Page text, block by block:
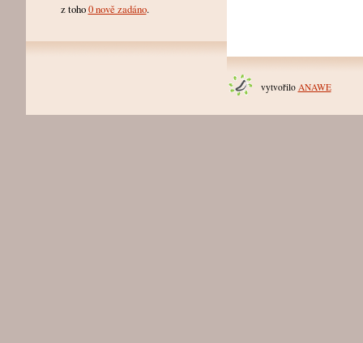
z toho0 nově zadáno.
vytvořilo ANAWE